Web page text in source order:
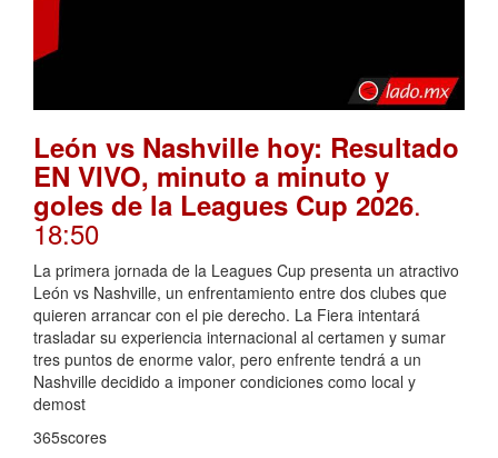
León vs Nashville hoy: Resultado
EN VIVO, minuto a minuto y
goles de la Leagues Cup 2026.
18:50
La primera jornada de la Leagues Cup presenta un atractivo
León vs Nashville, un enfrentamiento entre dos clubes que
quieren arrancar con el pie derecho. La Fiera intentará
trasladar su experiencia internacional al certamen y sumar
tres puntos de enorme valor, pero enfrente tendrá a un
Nashville decidido a imponer condiciones como local y
demost
365scores